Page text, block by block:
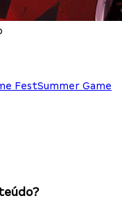
FestSummer Game